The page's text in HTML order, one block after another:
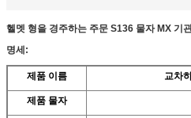
헬멧 형을 경주하는 주문 S136 물자 MX 기
명세:
제품 이름 교차
제품 물자